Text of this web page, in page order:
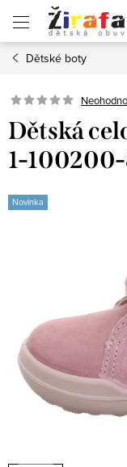
obsah
Dětské boty
Dětská
1-
Novinka